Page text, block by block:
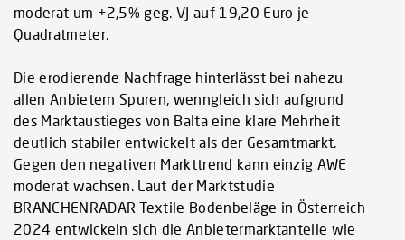
moderat um +2,5% geg. VJ auf 19,20 Euro je
Quadratmeter.
Die erodierende Nachfrage hinterlässt bei nahezu
allen Anbietern Spuren, wenngleich sich aufgrund
des Marktaustieges von Balta eine klare Mehrheit
deutlich stabiler entwickelt als der Gesamtmarkt.
Gegen den negativen Markttrend kann einzig AWE
moderat wachsen. Laut der Marktstudie
BRANCHENRADAR Textile Bodenbeläge in Österreich
2024 entwickeln sich die Anbietermarktanteile wie